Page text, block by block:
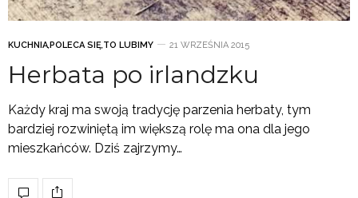
KUCHNIA,POLECA SIĘ,TO LUBIMY 21 WRZEŚNIA 2015
Herbata po irlandzku
Każdy kraj ma swoją tradycję parzenia herbaty, tym
bardziej rozwiniętą im większą rolę ma ona dla jego
mieszkańców. Dziś zajrzymy…